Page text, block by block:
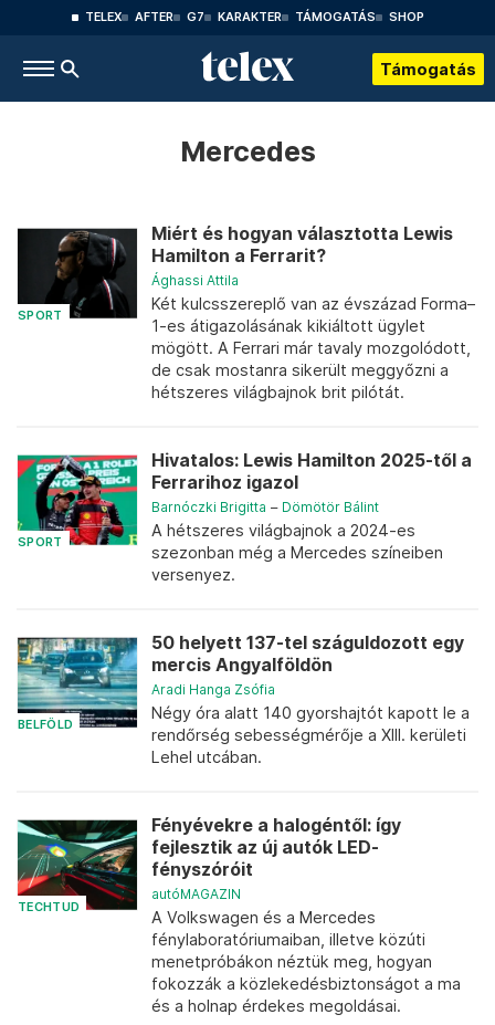
TELEX AFTER G7 KARAKTER TÁMOGATÁS SHOP
Támogatás
Mercedes
SPORT
Miért és hogyan választotta Lewis
Hamilton a Ferrarit?
Ághassi Attila
Két kulcsszereplő van az évszázad Forma–
1-es átigazolásának kikiáltott ügylet
mögött. A Ferrari már tavaly mozgolódott,
de csak mostanra sikerült meggyőzni a
hétszeres világbajnok brit pilótát.
SPORT
Hivatalos: Lewis Hamilton 2025-től a
Ferrarihoz igazol
Barnóczki Brigitta – Dömötör Bálint
A hétszeres világbajnok a 2024-es
szezonban még a Mercedes színeiben
versenyez.
BELFÖLD
50 helyett 137-tel száguldozott egy
mercis Angyalföldön
Aradi Hanga Zsófia
Négy óra alatt 140 gyorshajtót kapott le a
rendőrség sebességmérője a XIII. kerületi
Lehel utcában.
TECHTUD
Fényévekre a halogéntől: így
fejlesztik az új autók LED-
fényszóróit
autóMAGAZIN
A Volkswagen és a Mercedes
fénylaboratóriumaiban, illetve közúti
menetpróbákon néztük meg, hogyan
fokozzák a közlekedésbiztonságot a ma
és a holnap érdekes megoldásai.